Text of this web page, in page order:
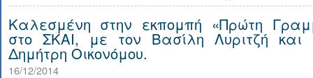
Καλεσμένη στην εκπομπή «Πρώτη
στο ΣΚΑΙ, με τον Βασίλη Λυριτζή και
Δημήτρη Οικονόμου.
16/12/2014